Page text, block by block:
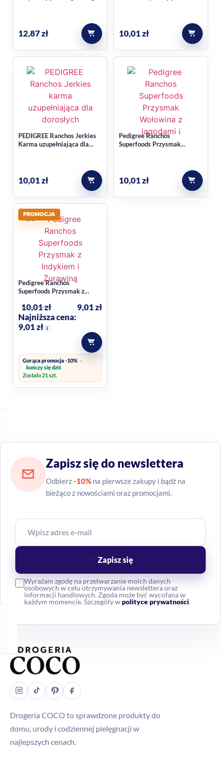
Jeśli szukasz więcej psich przekąsek, sprawdź też kategorię
12,87zł 10,01zł
PEDIGREE Ranchos Jerkies
Karma uzupełniająca dla
10,01zł
Pedigree Ranchos
Superfoods Przysmak
10,01zł
PROMOCJA
Pedigree Ranchos
Superfoods Przysmak z
10,01zł 9,01zł
Najniższa cena:
9,01zł i
Gorąca promocja -10%
kończy się dziś
Zostalo 21 szt.
Zapisz się do newslettera
Odbierz-10% na pierwsze zakupy i bądź na
bieżąco z nowościami oraz promocjami.
Wyrażam zgodę na przetwarzanie moich danych
osobowych w celu otrzymywania newslettera oraz
informacji handlowych. Zgoda może być wycofana w
każdym momencie. Szczegóły wpolityce prywatności.
Zapisz się
Drogeria COCO to sprawdzone produkty do
domu, urody i codziennej pielęgnacji w
najlepszych cenach.